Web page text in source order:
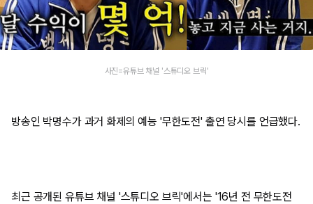
사진=유튜브 채널 '스튜디오 브릭'
방송인 박명수가 과거 화제의 예능 '무한도전' 출연 당시를 언급했다.
최근 공개된 유튜브 채널 '스튜디오 브릭'에서는 '16년 전 무한도전